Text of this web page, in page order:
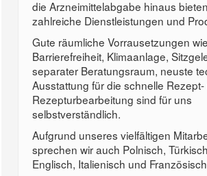
die Arzneimittelabgabe hinaus
zahlreiche Dienstleistungen und
Gute räumliche Vorrausetzungen wie
Barrierefreiheit, Klimaanlage,
separater Beratungsraum, neuste
Ausstattung für die schnelle Rezept-
Rezepturbearbeitung sind für uns
selbstverständlich.
Aufgrund unseres vielfältigen
sprechen wir auch Polnisch,
Englisch, Italienisch und